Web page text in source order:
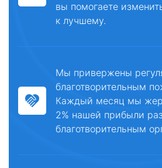
вы помогаете
к лучшему.
Мы привержены
благотворительным
Каждый месяц мы
2% нашей прибыли
благотворительным